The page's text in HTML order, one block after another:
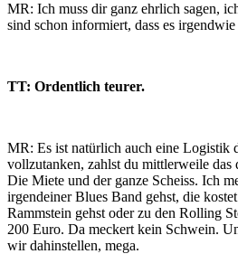
MR: Ich muss dir ganz ehrlich sagen,
sind schon informiert, dass es
TT: Ordentlich teurer.
MR: Es ist natürlich auch eine Logistik
vollzutanken, zahlst du mittlerweile das
Die Miete und der ganze Scheiss. Ich
irgendeiner Blues Band gehst, die
Rammstein gehst oder zu den Rolling
200 Euro. Da meckert kein Schwein.
wir dahinstellen, mega.